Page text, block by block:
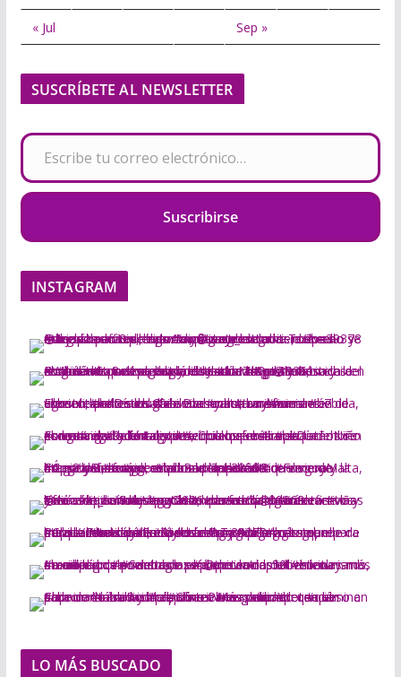
« Jul Sep »
SUSCRÍBETE AL NEWSLETTER
Escribe tu correo electrónico…
Suscribirse
INSTAGRAM
LO MÁS BUSCADO